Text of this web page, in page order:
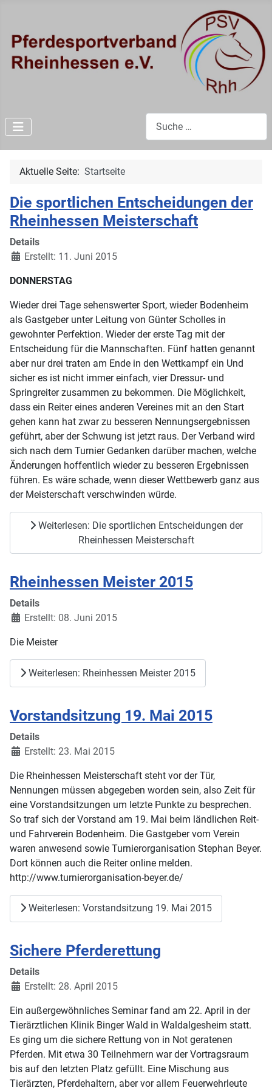
Aktuelle Seite: Startseite
Die sportlichen Entscheidungen der
Rheinhessen Meisterschaft
Details
Erstellt: 11. Juni 2015
DONNERSTAG
Wieder drei Tage sehenswerter Sport, wieder Bodenheim
als Gastgeber unter Leitung von Günter Scholles in
gewohnter Perfektion. Wieder der erste Tag mit der
Entscheidung für die Mannschaften. Fünf hatten genannt
aber nur drei traten am Ende in den Wettkampf ein Und
sicher es ist nicht immer einfach, vier Dressur- und
Springreiter zusammen zu bekommen. Die Möglichkeit,
dass ein Reiter eines anderen Vereines mit an den Start
gehen kann hat zwar zu besseren Nennungsergebnissen
geführt, aber der Schwung ist jetzt raus. Der Verband wird
sich nach dem Turnier Gedanken darüber machen, welche
Änderungen hoffentlich wieder zu besseren Ergebnissen
führen. Es wäre schade, wenn dieser Wettbewerb ganz aus
der Meisterschaft verschwinden würde.
Weiterlesen: Die sportlichen Entscheidungen der
Rheinhessen Meisterschaft
Rheinhessen Meister 2015
Details
Erstellt: 08. Juni 2015
Die Meister
Weiterlesen: Rheinhessen Meister 2015
Vorstandsitzung 19. Mai 2015
Details
Erstellt: 23. Mai 2015
Die Rheinhessen Meisterschaft steht vor der Tür,
Nennungen müssen abgegeben worden sein, also Zeit für
eine Vorstandsitzungen um letzte Punkte zu besprechen.
So traf sich der Vorstand am 19. Mai beim ländlichen Reit-
und Fahrverein Bodenheim. Die Gastgeber vom Verein
waren anwesend sowie Turnierorganisation Stephan Beyer.
Dort können auch die Reiter online melden.
http://www.turnierorganisation-beyer.de/
Weiterlesen: Vorstandsitzung 19. Mai 2015
Sichere Pferderettung
Details
Erstellt: 28. April 2015
Ein außergewöhnliches Seminar fand am 22. April in der
Tierärztlichen Klinik Binger Wald in Waldalgesheim statt.
Es ging um die sichere Rettung von in Not geratenen
Pferden. Mit etwa 30 Teilnehmern war der Vortragsraum
bis auf den letzten Platz gefüllt. Eine Mischung aus
Tierärzten, Pferdehaltern, aber vor allem Feuerwehrleute